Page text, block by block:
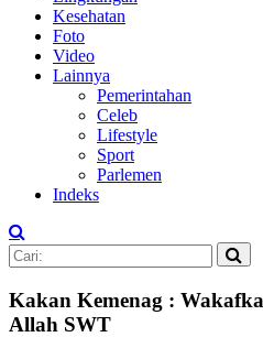
Kesehatan
Foto
Video
Lainnya
Pemerintahan
Celeb
Lifestyle
Sport
Parlemen
Indeks
Kakan Kemenag :
Allah SWT